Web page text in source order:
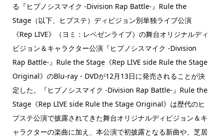
る『ヒプノシスマイク -Division Rap Battle-』Rule the
Stage（以下、ヒプステ）ディビジョン別単独ライブ公演
《Rep LIVE》（ヨミ：レペゼンライブ）の舞台オリジナルディ
ビジョン＆キャラクター公演『ヒプノシスマイク -Division
Rap Battle-』Rule the Stage《Rep LIVE side Rule the Stage
Original》のBlu-ray・DVDが12月13日に発売されることが決
定した。『ヒプノシスマイク -Division Rap Battle-』Rule the
Stage《Rep LIVE side Rule the Stage Original》は歴代のヒ
プステ公演で披露されてきた舞台オリジナルディビジョン＆キ
ャラクターの楽曲に加え、本公演で初披露となる新曲や、芝居